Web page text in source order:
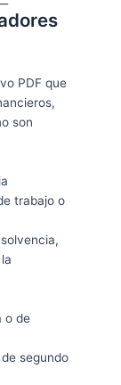
PDF que
son
trabajo o
o de
segundo